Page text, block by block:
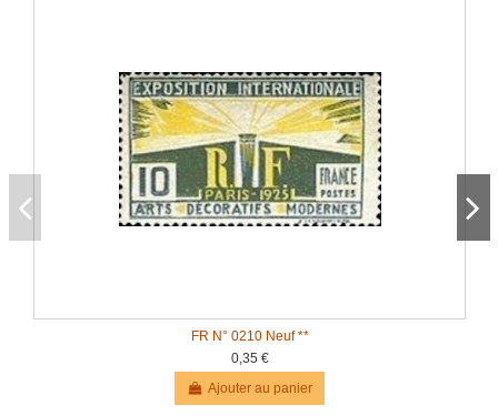
FR N° 0210 Neuf **
0,35 €
Ajouter au panier